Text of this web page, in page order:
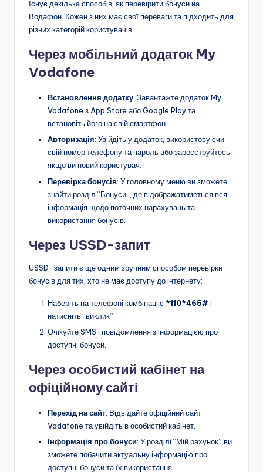
Існує декілька способів, як перевірити бонуси на
Водафон. Кожен з них має свої переваги та підходить для
різних категорій користувачів.
Через мобільний додаток My
Vodafone
Встановлення додатку: Завантажте додаток My
Vodafone з App Store або Google Play та
встановіть його на свій смартфон.
Авторизація: Увійдіть у додаток, використовуючи
свій номер телефону та пароль або зареєструйтесь,
якщо ви новий користувач.
Перевірка бонусів: У головному меню ви зможете
знайти розділ “Бонуси”, де відображатиметься вся
інформація щодо поточних нарахувань та
використання бонусів.
Через USSD-запит
USSD-запити є ще одним зручним способом перевірки
бонусів для тих, хто не має доступу до інтернету:
Наберіть на телефоні комбінацію *110*465#і
натисніть “виклик”.
Очікуйте SMS-повідомлення з інформацією про
доступні бонуси.
Через особистий кабінет на
офіційному сайті
Перехід на сайт: Відвідайте офіційний сайт
Vodafone та увійдіть в особистий кабінет.
Інформація про бонуси: У розділі “Мій рахунок” ви
зможете побачити актуальну інформацію про
доступні бонуси та їх використання.